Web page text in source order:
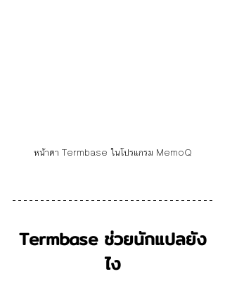
หน้าตา Termbase ในโปรแกรม MemoQ
Termbase ช่วยนักแปลยัง
ไง